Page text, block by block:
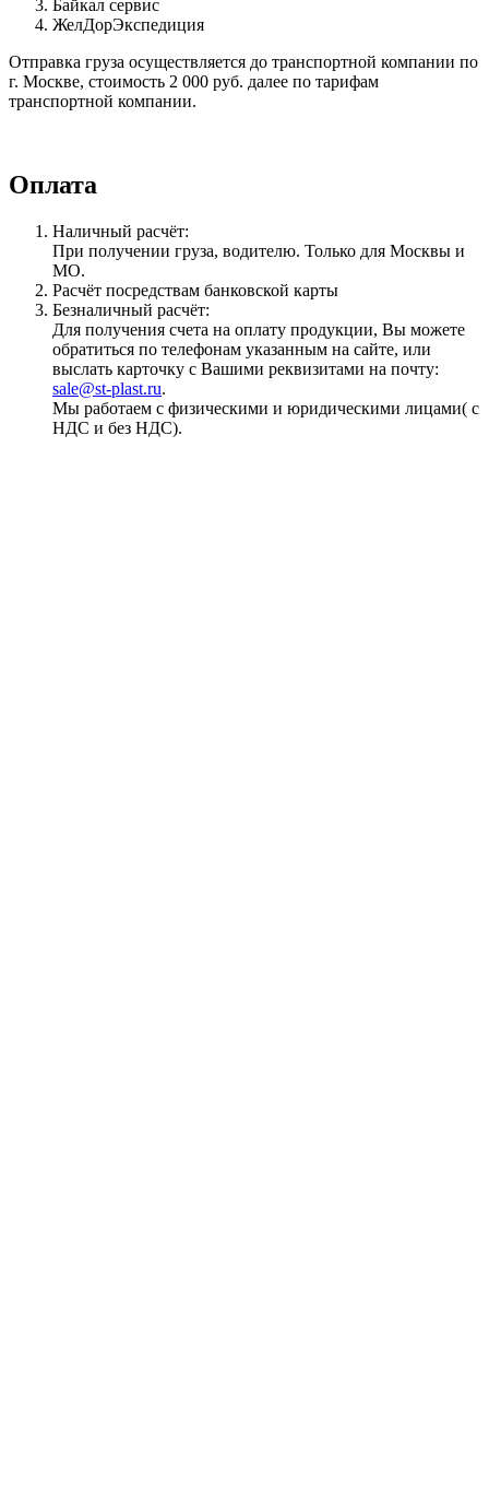
Байкал сервис
ЖелДорЭкспедиция
Отправка груза осуществляется до транспортной компании по
г. Москве, стоимость 2 000 руб. далее по тарифам
транспортной компании.
Оплата
Наличный расчёт:
При получении груза, водителю. Только для Москвы и
МО.
Расчёт посредствам банковской карты
Безналичный расчёт:
Для получения счета на оплату продукции, Вы можете
обратиться по телефонам указанным на сайте, или
выслать карточку с Вашими реквизитами на почту:
sale@st-plast.ru.
Мы работаем с физическими и юридическими лицами( с
НДС и без НДС).